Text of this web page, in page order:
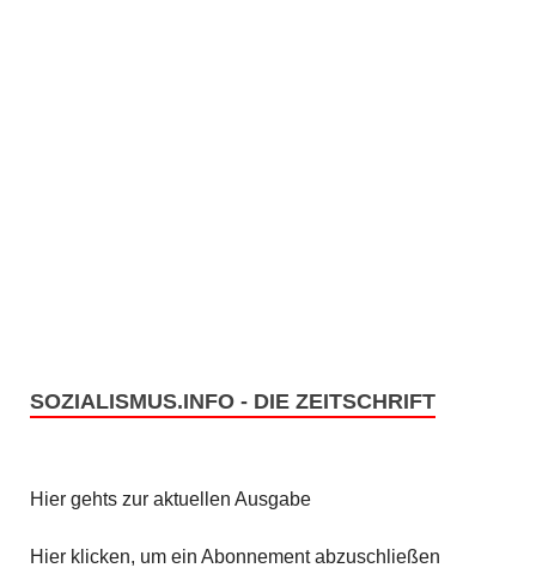
SOZIALISMUS.INFO - DIE ZEITSCHRIFT
Hier gehts zur aktuellen Ausgabe
Hier klicken, um ein Abonnement abzuschließen